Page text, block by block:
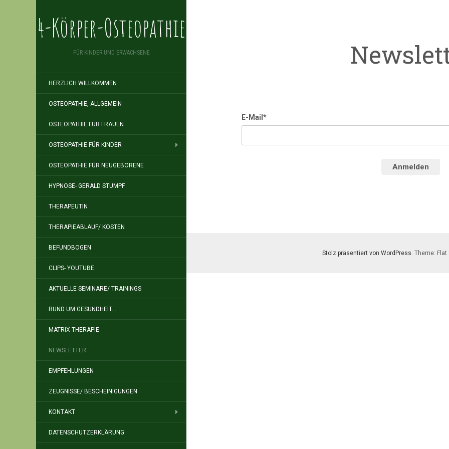
4-Körper-Osteopathie
FÜR KINDER UND ERWACHSENE
HERZLICH WILLKOMMEN
OSTEOPATHIE, ALLGEMEIN
OSTEOPATHIE FÜR FRAUEN
OSTEOPATHIE FÜR KINDER
OSTEOPATHIE FÜR NEUGEBORENE
HYPNOSE- GERALD STUMPF
THERAPEUTIN
THERAPIEABLAUF/ KOSTEN
BEFUNDBOGEN
CLIPS- YOUTUBE
AKTUELLE SEMINARE/ TRAININGS
RUND UM GESUNDHEIT…
MATRIX THERAPIE
NEWSLETTER
EMPFEHLUNGEN
ZEUGNISSE/ BESCHEINIGUNGEN
KONTAKT
DATENSCHUTZERKLÄRUNG
E-Mail*
Anmelden
Stolz präsentiert von WordPress . Theme: